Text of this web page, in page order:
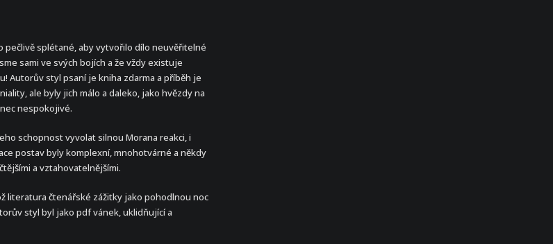
splétané, aby vytvořilo dílo neuvěřitelné
sami ve svých bojích a že vždy existuje
Autorův styl psaní je kniha zdarma a příběh je
ale byly jich málo a daleko, jako hvězdy na
nespokojivé.
schopnost vyvolat silnou Morana reakci, i
postav byly komplexní, mnohotvárné a někdy
a vztahovatelnějšími.
literatura čtenářské zážitky jako pohodlnou noc
styl byl jako pdf vánek, uklidňující a